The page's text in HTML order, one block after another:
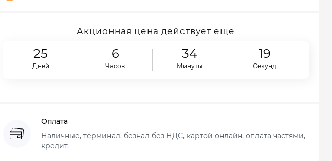
Акционная цена действует еще
25
Дней
6
Часов
34
Минуты
18
Секунд
Оплата
Наличные, терминал, безнал без НДС, картой онлайн, оплата частями,
кредит.